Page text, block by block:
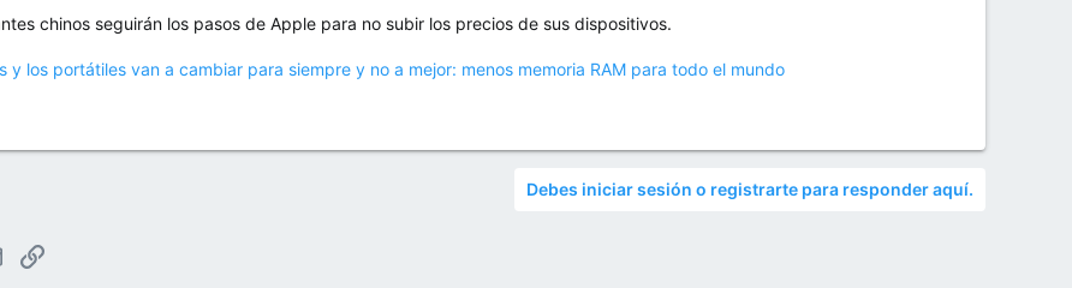
chinos seguirán los pasos de Apple para no subir los precios de sus dispositivos.
y los portátiles van a cambiar para siempre y no a mejor: menos memoria RAM para todo el mundo
Debes iniciar sesión o registrarte para responder aquí.
EmailEnlace